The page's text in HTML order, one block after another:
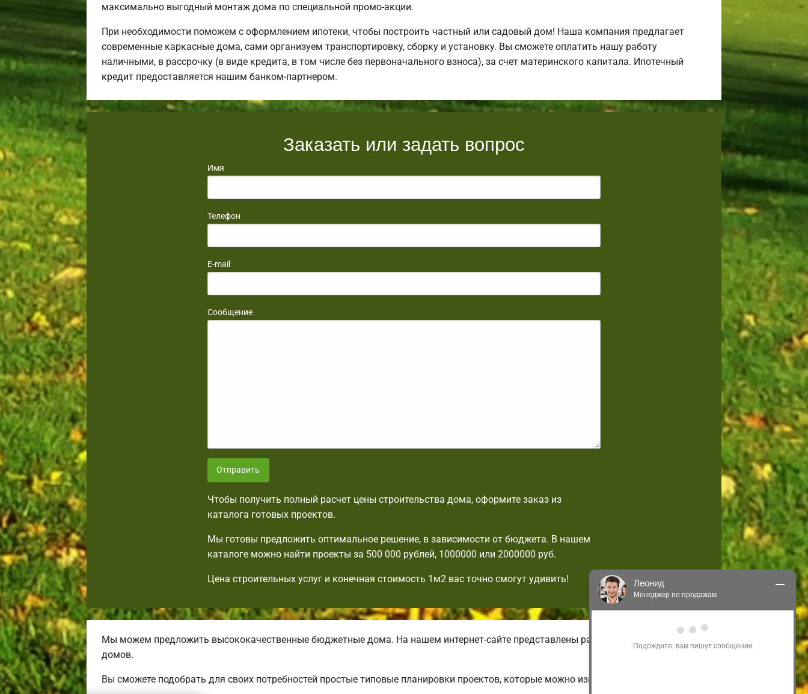
максимально выгодный монтаж дома по специальной промо-акции.
При необходимости поможем с оформлением ипотеки, чтобы построить частный или садовый дом! Наша компания предлагает
современные каркасные дома, сами организуем транспортировку, сборку и установку. Вы сможете оплатить нашу работу
наличными, в рассрочку (в виде кредита, в том числе без первоначального взноса), за счет материнского капитала. Ипотечный
кредит предоставляется нашим банком-партнером.
Заказать или задать вопрос
Имя
Телефон
E-mail
Сообщение
Отправить
Чтобы получить полный расчет цены строительства дома, оформите заказ из
каталога готовых проектов.
Мы готовы предложить оптимальное решение, в зависимости от бюджета. В нашем
каталоге можно найти проекты за 500 000 рублей, 1000000 или 2000000 руб.
Цена строительных услуг и конечная стоимость 1м2 вас точно смогут удивить!
Мы можем предложить высококачественные бюджетные дома. На нашем интернет-сайте представлены разнообразные виды
домов.
Вы сможете подобрать для своих потребностей простые типовые планировки проектов, которые можно изменить на свой вкус.
Леонид
Менеджер по продажам
Здравствуйте! Я могу
акциям и проектам.